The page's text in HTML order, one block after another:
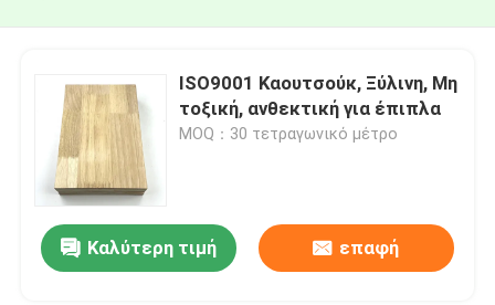
ISO9001 Καουτσούκ, Ξύλινη, Μη
τοξική, ανθεκτική για έπιπλα
MOQ：30 τετραγωνικό μέτρο
Καλύτερη τιμή επαφή